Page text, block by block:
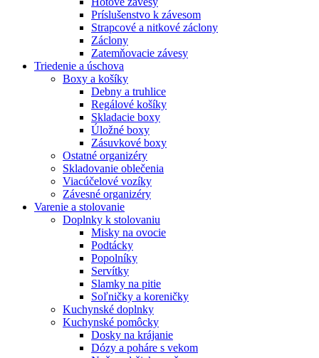
Príslušenstvo k závesom
Strapcové a nitkové záclony
Záclony
Zatemňovacie závesy
Triedenie a úschova
Boxy a košíky
Debny a truhlice
Regálové košíky
Skladacie boxy
Úložné boxy
Zásuvkové boxy
Ostatné organizéry
Skladovanie oblečenia
Viacúčelové vozíky
Závesné organizéry
Varenie a stolovanie
Doplnky k stolovaniu
Misky na ovocie
Podtácky
Popolníky
Servítky
Slamky na pitie
Soľničky a koreničky
Kuchynské doplnky
Kuchynské pomôcky
Dosky na krájanie
Dózy a poháre s vekom